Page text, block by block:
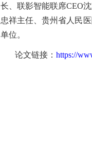
长、联影智能联席CEO
忠祥主任、贵州省人民
单位。
论文链接： https://